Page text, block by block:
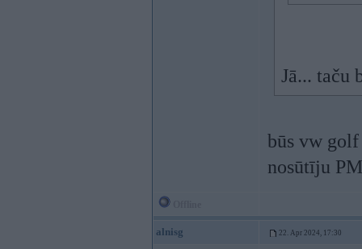
Jā... taču
būs vw
nosūtīju
alnisg 22. Apr 2024, 17:30